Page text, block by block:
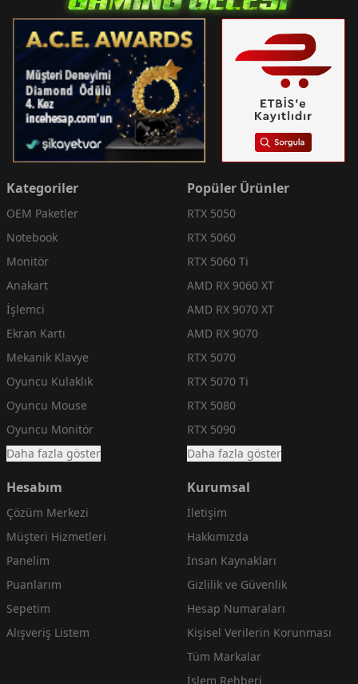
Kategoriler
OEM Paketler
Notebook
Monitör
Anakart
İşlemci
Ekran Kartı
Mekanik Klavye
Oyuncu Kulaklık
Oyuncu Mouse
Oyuncu Monitör
Daha fazla göster
Popüler Ürünler
RTX 5050
RTX 5060
RTX 5060 Ti
AMD RX 9060 XT
AMD RX 9070 XT
AMD RX 9070
RTX 5070
RTX 5070 Ti
RTX 5080
RTX 5090
Daha fazla göster
Hesabım
Çözüm Merkezi
Müşteri Hizmetleri
Panelim
Puanlarım
Sepetim
Alışveriş Listem
Kurumsal
İletişim
Hakkımızda
İnsan Kaynakları
Gizlilik ve Güvenlik
Hesap Numaraları
Kişisel Verilerin Korunması
Tüm Markalar
İşlem Rehberi